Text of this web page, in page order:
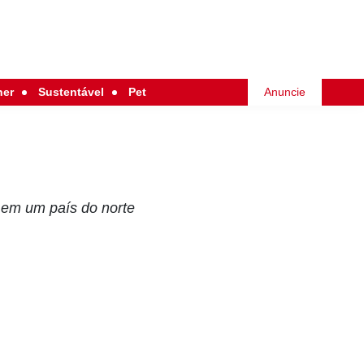
Sustentável Pet Anuncie
um país do norte